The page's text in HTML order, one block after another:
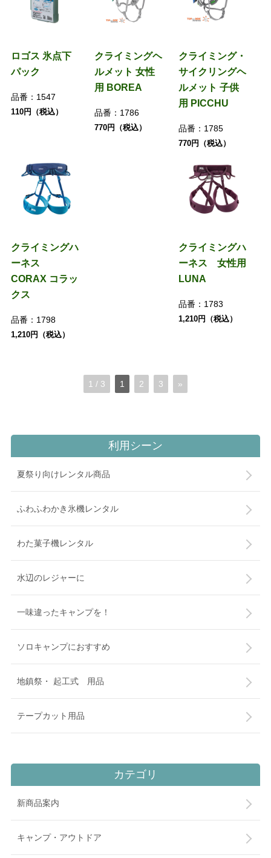
ロゴス 氷点下
パック
品番： 1547
110円（税込）
クライミングヘ
ルメット 女性
用 BOREA
品番： 1786
770円（税込）
クライミング・
サイクリングヘ
ルメット 子供
用 PICCHU
品番： 1785
770円（税込）
クライミングハ
ーネス
CORAX コラッ
クス
品番： 1798
1,210円（税込）
クライミングハ
ーネス 女性用
LUNA
品番： 1783
1,210円（税込）
1 / 3 1 2 3 »
利用シーン
夏祭り向けレンタル商品
ふわふわかき氷機レンタル
わた菓子機レンタル
水辺のレジャーに
一味違ったキャンプを！
ソロキャンプにおすすめ
地鎮祭・ 起工式 用品
テープカット用品
カテゴリ
新商品案内
キャンプ・アウトドア